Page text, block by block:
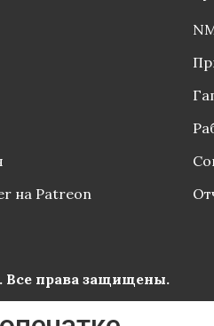
на Patreon
Все права защищены.